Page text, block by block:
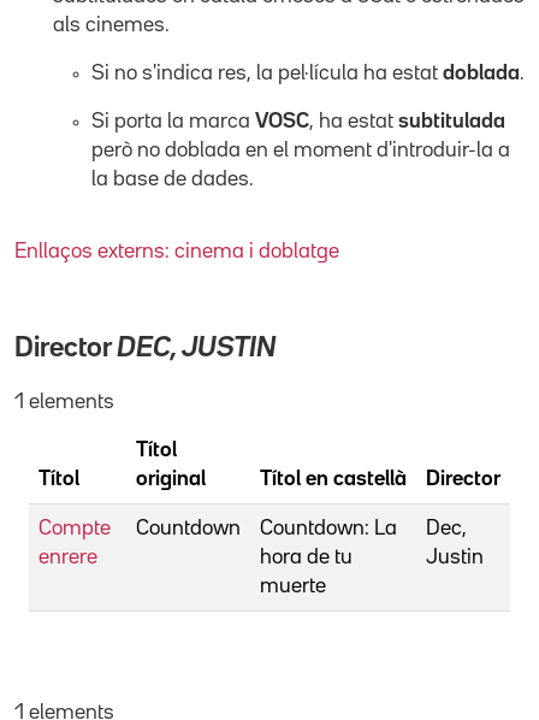
als cinemes.
Si no s'indica res, la pel·lícula ha estat doblada.
Si porta la marca VOSC, ha estat subtitulada
però no doblada en el moment d'introduir-la a
la base de dades.
Enllaços externs: cinema i doblatge
DirectorDEC, JUSTIN
1 elements
Títol
Títol
original
Títol en castellà Director
Compte
enrere
Countdown
Countdown: La
hora de tu
muerte
Dec,
Justin
1 elements